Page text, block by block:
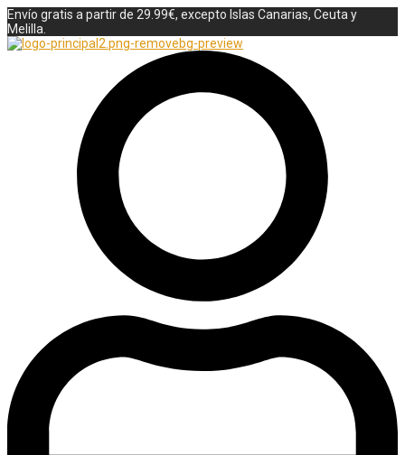
Envío gratis a partir de 29.99€, excepto Islas Canarias, Ceuta y
Melilla.